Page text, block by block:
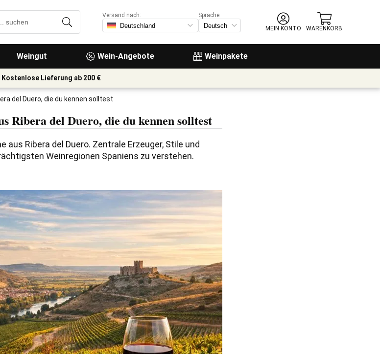
Weingut Wein-Angebote Weinpakete
Versand nach:
Sprache
MEIN KONTO
WARENKORB
Kostenlose Lieferung ab 200 €
del Duero, die du kennen solltest
Ribera del Duero, die du kennen solltest
aus Ribera del Duero. Zentrale Erzeuger, Stile und
Weinregionen Spaniens zu verstehen.